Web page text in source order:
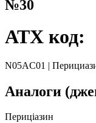
№30
АТХ код:
N05AC01 |
Аналоги
Периціазин